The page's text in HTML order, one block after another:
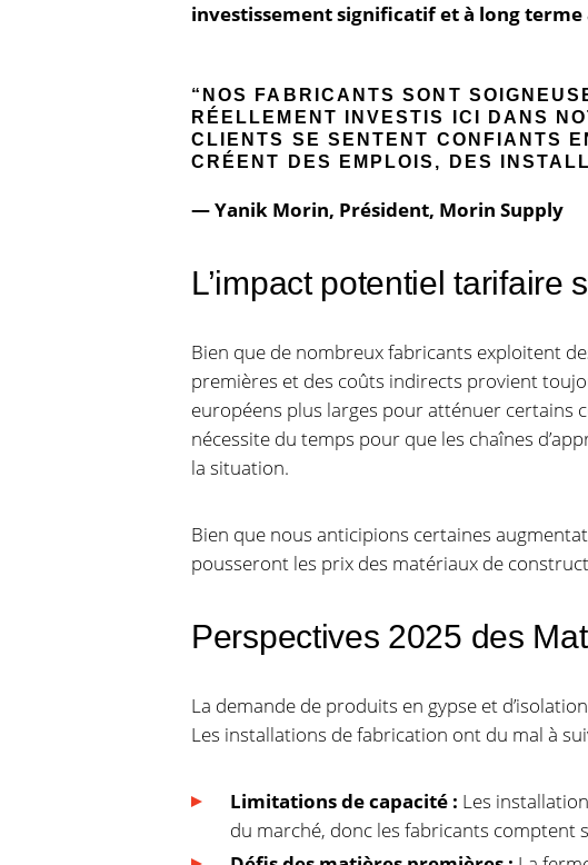
investissement significatif et à long terme
“NOS FABRICANTS SONT
RÉELLEMENT INVESTIS ICI DANS
CLIENTS SE SENTENT CONFIANTS
CRÉENT DES EMPLOIS, DES
— Yanik Morin, Président, Morin Supply
L’impact potentiel tarifaire
Bien que de nombreux fabricants exploitent
premières et des coûts indirects provient
européens plus larges pour atténuer certains
nécessite du temps pour que les chaînes
la situation.
Bien que nous anticipions certaines
pousseront les prix des matériaux de
Perspectives 2025 des
La demande de produits en gypse et
Les installations de fabrication ont du mal à
Limitations de capacité : Les
du marché, donc les fabricants comptent